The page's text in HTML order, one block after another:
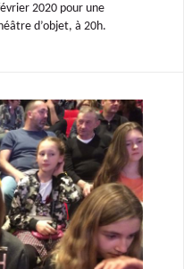
2020 pour une
d’objet, à 20h.